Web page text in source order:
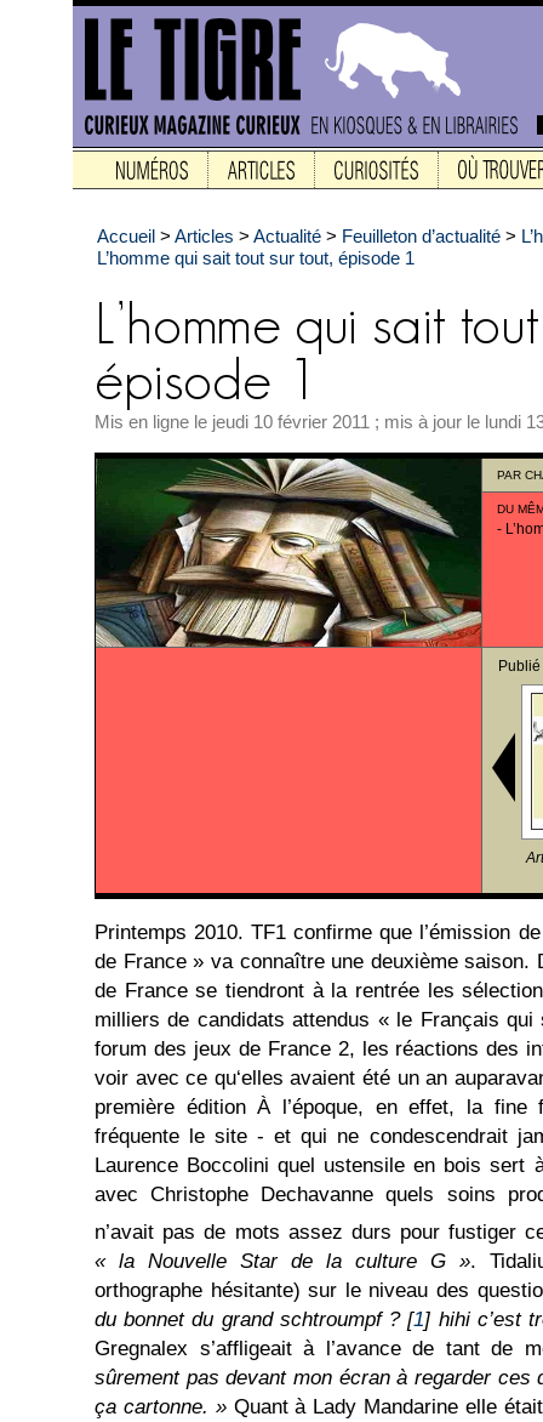
Accueil > Articles > Actualité > Feuilleton d’actualité >
L’homme qui sait tout sur tout, épisode 1
Mis en ligne le jeudi 10 février 2011 ; mis à jour le lundi
PAR
DU
-
Printemps 2010. TF1 confirme que l’émission
de France » va connaître une deuxième saison.
de France se tiendront à la rentrée les
milliers de candidats attendus « le Français
forum des jeux de France 2, les réactions des
voir avec ce qu‘elles avaient été un an
première édition À l’époque, en effet, la
fréquente le site - et qui ne condescendrait
Laurence Boccolini quel ustensile en bois sert
avec Christophe Dechavanne quels soins
n’avait pas de mots assez durs pour fustiger
« la Nouvelle Star de la culture G ».
orthographe hésitante) sur le niveau des
du bonnet du grand schtroumpf ?[1] hihi c’est
Gregnalex s’affligeait à l’avance de tant de
sûrement pas devant mon écran à regarder ces
ça cartonne. » Quant à Lady Mandarine elle